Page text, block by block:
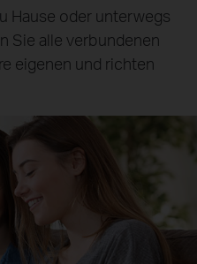
Hause oder unterwegs
Sie alle verbundenen
eigenen und richten